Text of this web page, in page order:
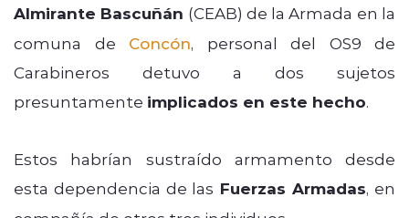
Almirante Bascuñán (CEAB) de la Armada en la
comuna de Concón, personal del OS9 de
Carabineros detuvo a dos sujetos
presuntamente implicados en este hecho.
Estos habrían sustraído armamento desde
esta dependencia de las Fuerzas Armadas, en